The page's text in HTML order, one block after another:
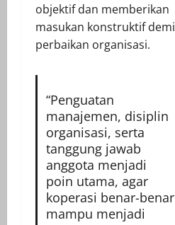
objektif dan memberikan
masukan konstruktif demi
perbaikan organisasi.
“Penguatan
manajemen, disiplin
organisasi, serta
tanggung jawab
anggota menjadi
poin utama, agar
koperasi benar-benar
mampu menjadi